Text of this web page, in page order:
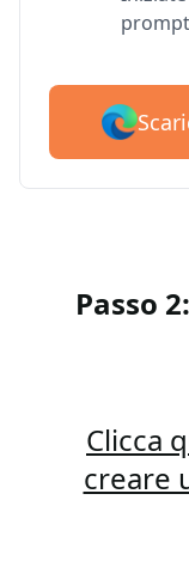
Passo
Clicca
creare